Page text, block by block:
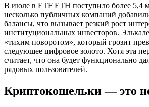
В июле в ETF ETH поступило более 5,4
несколько публичных компаний
балансы, что вызывает резкий рост
институциональных инвесторов.
«тихим поворотом», который грозит
следующее цифровое золото. Хотя эта
считает, что она будет функционально
рядовых пользователей.
Криптокошельки — это